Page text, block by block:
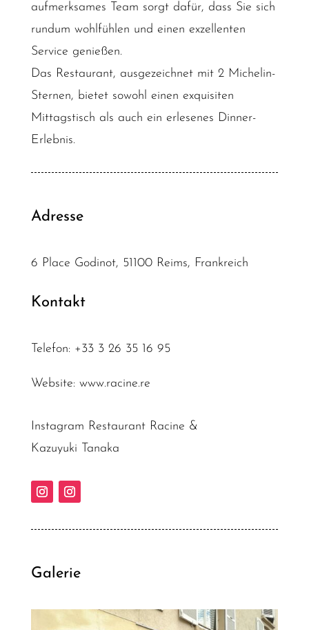
aufmerksames Team sorgt dafür, dass Sie sich
rundum wohlfühlen und einen exzellenten
Service genießen.
Das Restaurant, ausgezeichnet mit 2 Michelin-
Sternen, bietet sowohl einen exquisiten
Mittagstisch als auch ein erlesenes Dinner-
Erlebnis.
Adresse
6 Place Godinot, 51100 Reims, Frankreich
Kontakt
Telefon: +33 3 26 35 16 95
Website: www.racine.re
Instagram Restaurant Racine &
Kazuyuki Tanaka
Galerie